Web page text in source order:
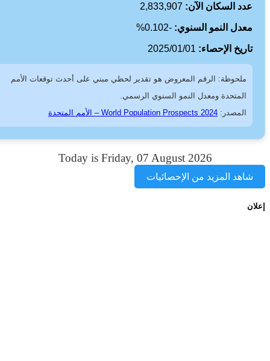
السكان الآن: 2,833,907
النمو السنوي:-0.102%
الإحصاء:2025/01/01
ملحوظة: الرقم المعروض هو تقدير لحظي مبني على أحدث توقعات الأمم
المتحدة ومعدل النمو السنوي الرسمي.
المصدر:World Population Prospects 2024 – الأمم المتحدة
Today is Friday, 07 August 2026
المزيد من الإحصائيات